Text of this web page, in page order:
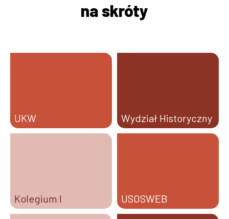
na skróty
UKW Wydział Historyczny
Kolegium I USOSWEB